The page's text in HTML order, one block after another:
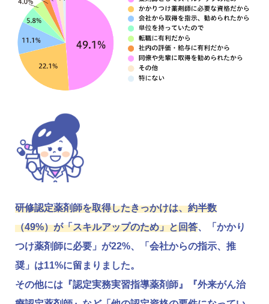
研修認定薬剤師を取得したきっかけは、約半数
（49%）が「スキルアップのため」と回答、「かかり
つけ薬剤師に必要」が22%、「会社からの指示、推
奨」は11%に留まりました。
その他には『認定実務実習指導薬剤師』『外来がん治